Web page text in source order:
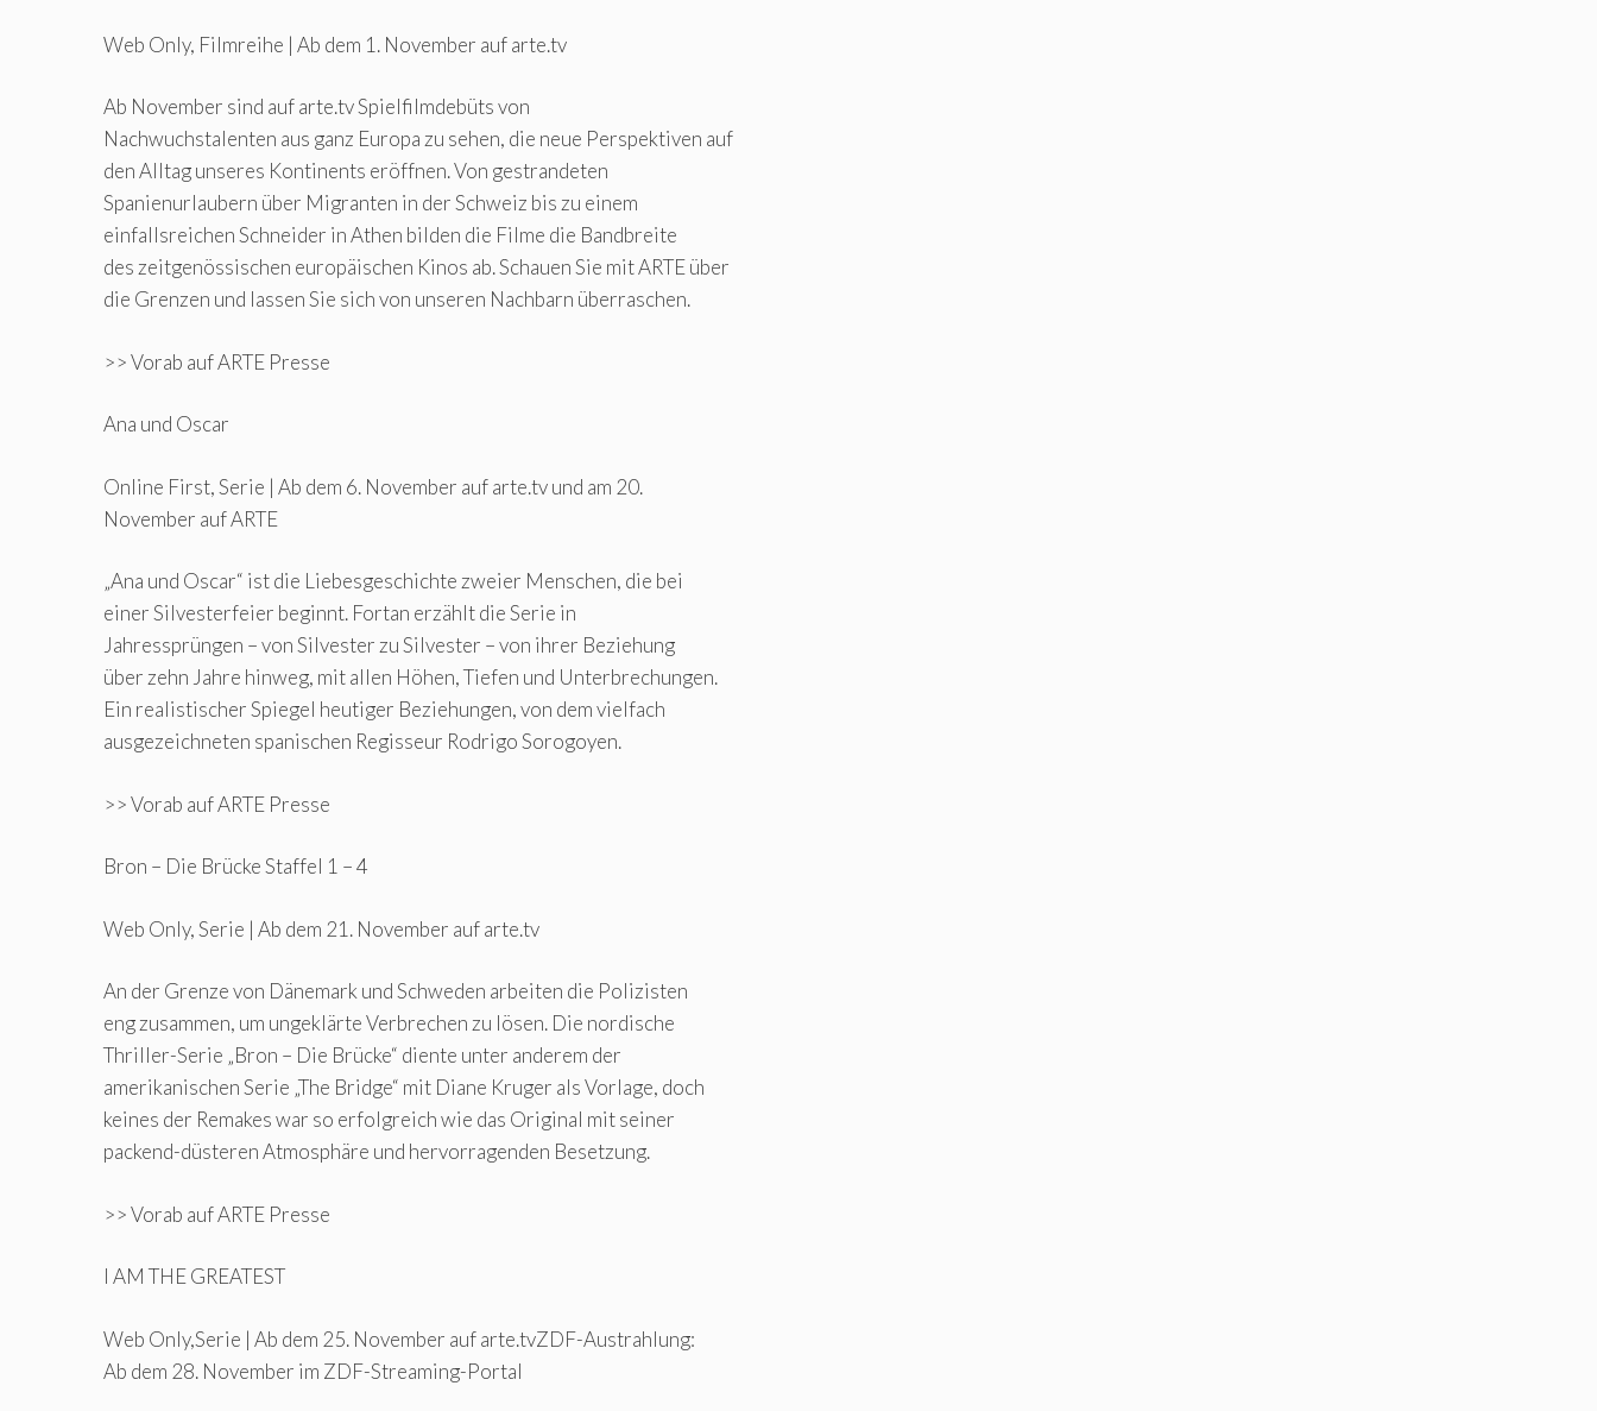
Web Only, Filmreihe | Ab dem 1. November auf arte.tv
Ab November sind auf arte.tv Spielfilmdebüts von
Nachwuchstalenten aus ganz Europa zu sehen, die neue Perspektiven auf
den Alltag unseres Kontinents eröffnen. Von gestrandeten
Spanienurlaubern über Migranten in der Schweiz bis zu einem
einfallsreichen Schneider in Athen bilden die Filme die Bandbreite
des zeitgenössischen europäischen Kinos ab. Schauen Sie mit ARTE über
die Grenzen und lassen Sie sich von unseren Nachbarn überraschen.
>> Vorab auf ARTE Presse
Ana und Oscar
Online First, Serie | Ab dem 6. November auf arte.tv und am 20.
November auf ARTE
„Ana und Oscar“ ist die Liebesgeschichte zweier Menschen, die bei
einer Silvesterfeier beginnt. Fortan erzählt die Serie in
Jahressprüngen – von Silvester zu Silvester – von ihrer Beziehung
über zehn Jahre hinweg, mit allen Höhen, Tiefen und Unterbrechungen.
Ein realistischer Spiegel heutiger Beziehungen, von dem vielfach
ausgezeichneten spanischen Regisseur Rodrigo Sorogoyen.
>> Vorab auf ARTE Presse
Bron – Die Brücke Staffel 1 – 4
Web Only, Serie | Ab dem 21. November auf arte.tv
An der Grenze von Dänemark und Schweden arbeiten die Polizisten
eng zusammen, um ungeklärte Verbrechen zu lösen. Die nordische
Thriller-Serie „Bron – Die Brücke“ diente unter anderem der
amerikanischen Serie „The Bridge“ mit Diane Kruger als Vorlage, doch
keines der Remakes war so erfolgreich wie das Original mit seiner
packend-düsteren Atmosphäre und hervorragenden Besetzung.
>> Vorab auf ARTE Presse
I AM THE GREATEST
Web Only,Serie | Ab dem 25. November auf arte.tvZDF-Austrahlung:
Ab dem 28. November im ZDF-Streaming-Portal